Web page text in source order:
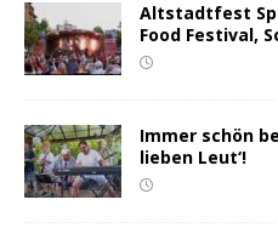
Altstadtfest
Food Festival,
Immer schön
lieben Leut‘!